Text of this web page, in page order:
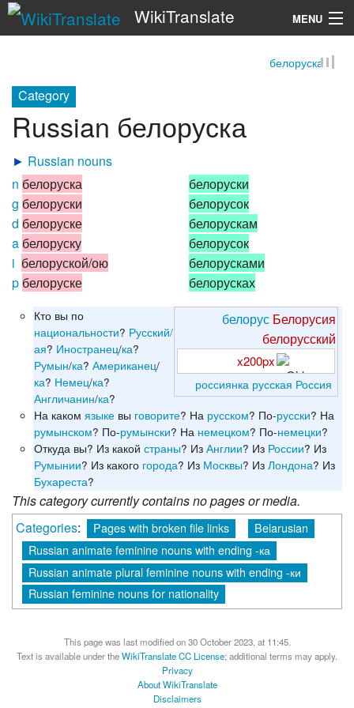
WikiTranslate MENU
белоруска
Category
Russian белоруска
► Russian nouns
n белоруска
g белоруски
d белоруске
a белоруску
i белоруской/ою
p белоруске
белоруски
белорусок
белорускам
белорусок
белорусками
белорусках
белорус Белорусия
белорусский
x200px
россиянка русская Россия
Кто вы по
национальности? Русский/
ая? Иностранец/ка?
Румын/ка?Американец/
ка? Немец/ка?
Англичанин/ка?
На какомязыке вы говорите? На русском? По-русски? На
румынском? По-румынски? На немецком? По-немецки?
Откуда вы? Из какойстраны? ИзАнглии? Из России? Из
Румынии? Из какого города? Из Москвы? ИзЛондона? Из
Бухареста?
This category currently contains no pages or media.
Categories: Pages with broken file links
Belarusian
Russian animate feminine nouns with ending -ка
Russian animate plural feminine nouns with ending -ки
Russian feminine nouns for nationality
This page was last modified on 30 October 2023, at 11:45.
Text is available under theWikiTranslate CC License; additional terms may apply.
Privacy
About WikiTranslate
Disclaimers